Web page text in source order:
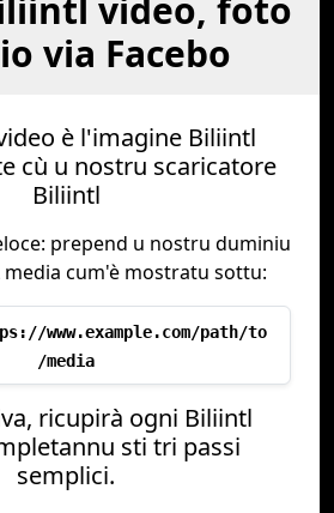
video, foto
via Facebo
è l'imagine Biliintl
cù u nostru scaricatore
Biliintl
prepend u nostru duminiu
media cum'è mostratu sottu:
www.example.com/path/to
/media
ricupirà ogni Biliintl
sti tri passi
semplici.